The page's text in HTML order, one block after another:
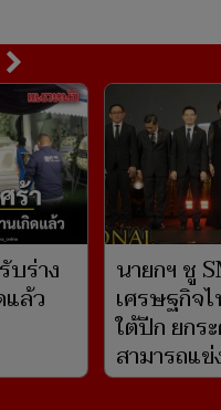
บร่าง
แล้ว
นายกฯ ชู
เศรษฐกิจ
ใต้ปีก ยกร
สามารถแ